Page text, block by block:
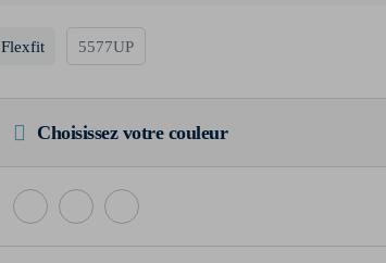
Flexfit 5577UP
Choisissez votre couleur